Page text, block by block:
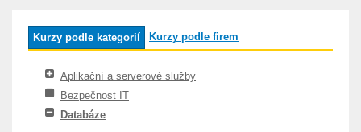
Kurzy podle kategorií Kurzy podle firem
Aplikační a serverové služby
Bezpečnost IT
Databáze